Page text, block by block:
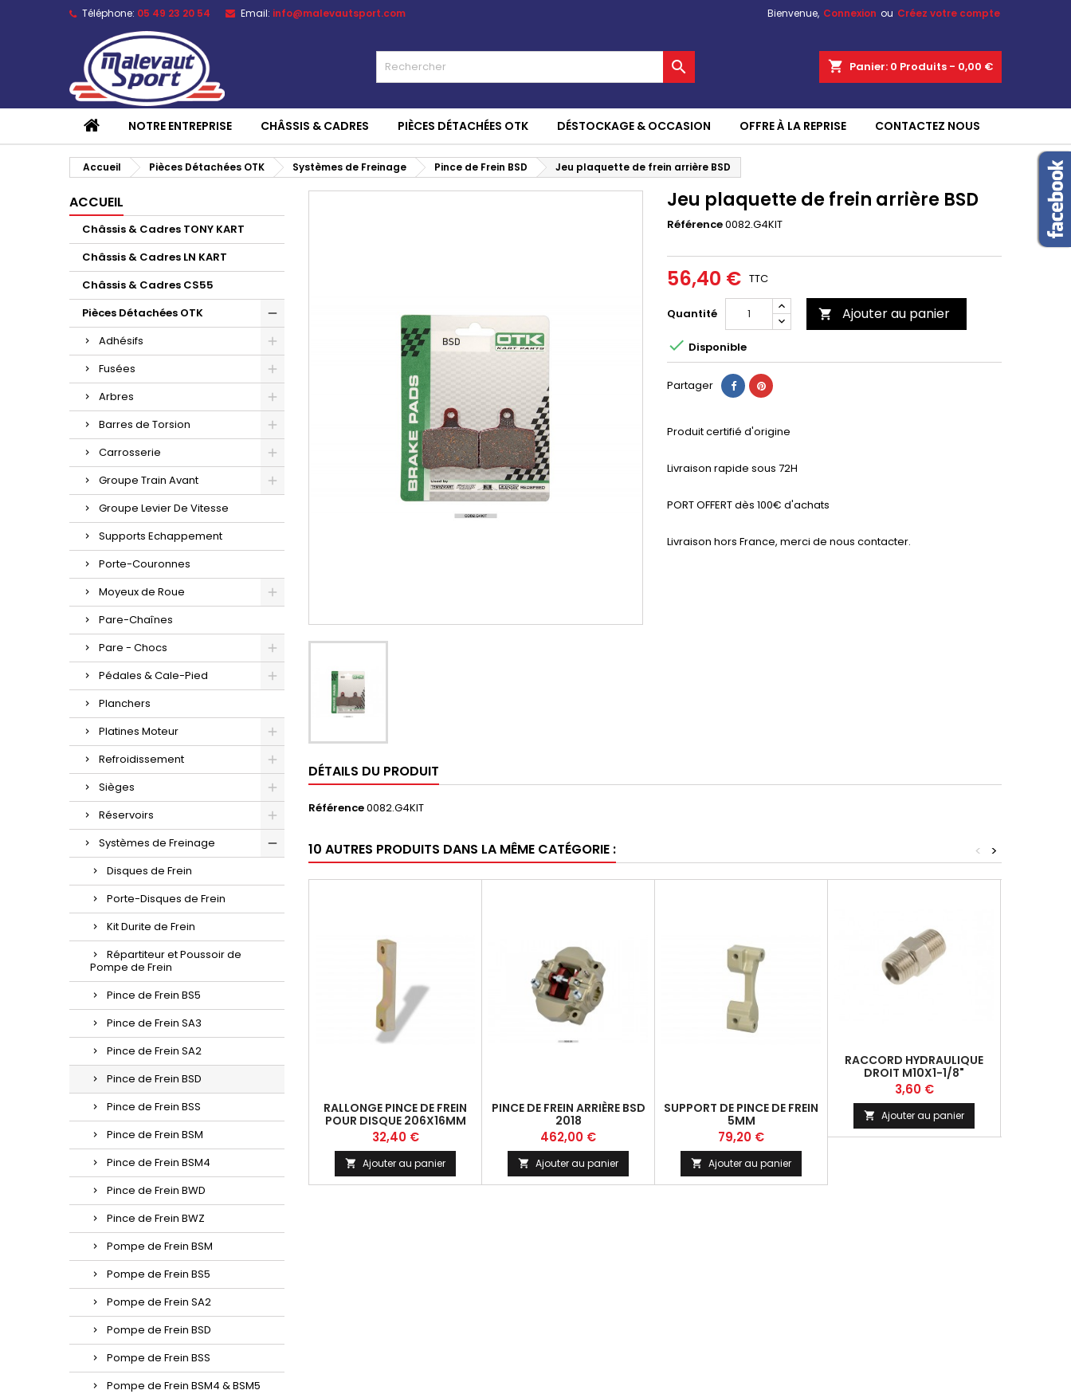
Téléphone: 05 49 23 20 54 Email: info@malevautsport.com Bienvenue, Connexion ou Créez votre compte
shopping_cart Panier: 0 Produits - 0,00 €

NOTRE ENTREPRISE CHÂSSIS & CADRES PIÈCES DÉTACHÉES OTK DÉSTOCKAGE & OCCASION OFFRE À LA REPRISE CONTACTEZ NOUS
Accueil Pièces Détachées OTK Systèmes de Freinage Pince de Frein BSD Jeu plaquette de frein arrière BSD
ACCUEIL
Châssis & Cadres TONY KART
Châssis & Cadres LN KART
Châssis & Cadres CS55
Pièces Détachées OTK
Adhésifs
Fusées
Arbres
Barres de Torsion
Carrosserie
Groupe Train Avant
Groupe Levier De Vitesse
Supports Echappement
Porte-Couronnes
Moyeux de Roue
Pare-Chaînes
Pare - Chocs
Pédales & Cale-Pied
Planchers
Platines Moteur
Refroidissement
Sièges
Réservoirs
Systèmes de Freinage
Disques de Frein
Porte-Disques de Frein
Kit Durite de Frein
Répartiteur et Poussoir de
Pompe de Frein
Pince de Frein BS5
Pince de Frein SA3
Pince de Frein SA2
Pince de Frein BSD
Pince de Frein BSS
Pince de Frein BSM
Pince de Frein BSM4
Pince de Frein BWD
Pince de Frein BWZ
Pompe de Frein BSM
Pompe de Frein BS5
Pompe de Frein SA2
Pompe de Frein BSD
Pompe de Frein BSS
Pompe de Frein BSM4 & BSM5
Jeu plaquette de frein arrière BSD
Référence0082.G4KIT
56,40 € TTC
Quantité  Ajouter au panier
 Disponible
Partager
Produit certifié d'origine
Livraison rapide sous 72H
PORT OFFERT dès 100€ d'achats
Livraison hors France, merci de nous contacter.
DÉTAILS DU PRODUIT
Référence0082.G4KIT
10 AUTRES PRODUITS DANS LA MÊME CATÉGORIE : >
<
RALLONGE PINCE DE FREIN
POUR DISQUE 206X16MM
Prix
32,40 €
 Ajouter au panier
PINCE DE FREIN ARRIÈRE BSD
2018
Prix
462,00 €
 Ajouter au panier
SUPPORT DE PINCE DE FREIN
5MM
Prix
79,20 €
 Ajouter au panier
RACCORD HYDRAULIQUE
DROIT M10X1-1/8"
Prix
3,60 €
 Ajouter au panier